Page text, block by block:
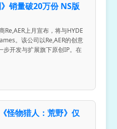
销量破20万份 NS版
Re,AER上月宣布，将与HYDE
。该公司以Re,AER的创意
步开发与扩展旗下原创IP。在
怪物猎人：荒野》仅